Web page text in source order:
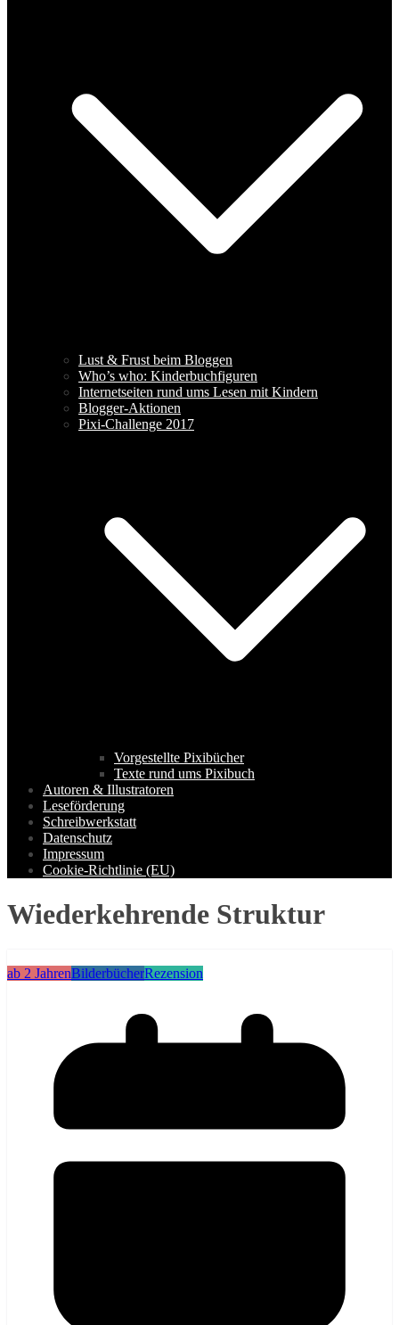
Lust & Frust beim Bloggen
Who’s who: Kinderbuchfiguren
Internetseiten rund ums Lesen mit Kindern
Blogger-Aktionen
Pixi-Challenge 2017
Vorgestellte Pixibücher
Texte rund ums Pixibuch
Autoren & Illustratoren
Leseförderung
Schreibwerkstatt
Datenschutz
Impressum
Cookie-Richtlinie (EU)
Wiederkehrende Struktur
ab 2 JahrenBilderbücherRezension